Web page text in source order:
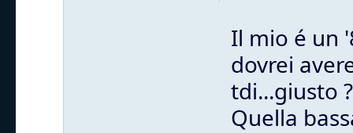
Il mio é un
dovrei
tdi...giusto ?
Quella